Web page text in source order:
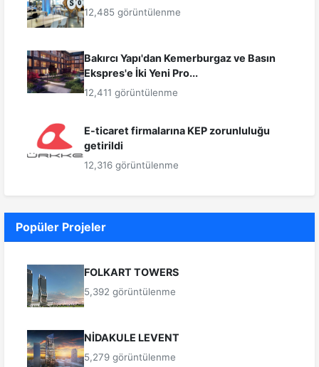
12,485 görüntülenme
Bakırcı Yapı'dan Kemerburgaz ve Basın
Ekspres'e İki Yeni Pro...
12,411 görüntülenme
E-ticaret firmalarına KEP zorunluluğu
getirildi
12,316 görüntülenme
Popüler Projeler
FOLKART TOWERS
5,392 görüntülenme
NİDAKULE LEVENT
5,279 görüntülenme